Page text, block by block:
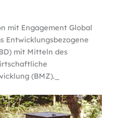
mit Engagement Global
Entwicklungsbezogene
mit Mitteln des
(BMZ)._